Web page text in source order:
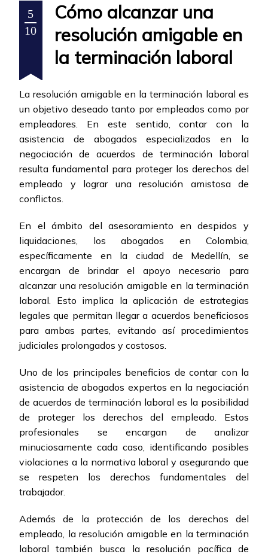
5
10
Cómo alcanzar una
resolución amigable en
la terminación laboral
La resolución amigable en la terminación laboral es
un objetivo deseado tanto por empleados como por
empleadores. En este sentido, contar con la
asistencia de abogados especializados en la
negociación de acuerdos de terminación laboral
resulta fundamental para proteger los derechos del
empleado y lograr una resolución amistosa de
conflictos.
En el ámbito del asesoramiento en despidos y
liquidaciones, los abogados en Colombia,
específicamente en la ciudad de Medellín, se
encargan de brindar el apoyo necesario para
alcanzar una resolución amigable en la terminación
laboral. Esto implica la aplicación de estrategias
legales que permitan llegar a acuerdos beneficiosos
para ambas partes, evitando así procedimientos
judiciales prolongados y costosos.
Uno de los principales beneficios de contar con la
asistencia de abogados expertos en la negociación
de acuerdos de terminación laboral es la posibilidad
de proteger los derechos del empleado. Estos
profesionales se encargan de analizar
minuciosamente cada caso, identificando posibles
violaciones a la normativa laboral y asegurando que
se respeten los derechos fundamentales del
trabajador.
Además de la protección de los derechos del
empleado, la resolución amigable en la terminación
laboral también busca la resolución pacífica de